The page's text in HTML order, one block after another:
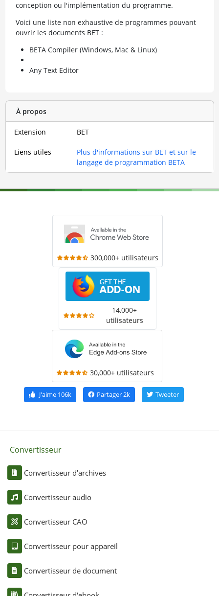
conception ou l'implémentation du programme.
Voici une liste non exhaustive de programmes pouvant
ouvrir les documents BET :
BETA Compiler (Windows, Mac & Linux)
Any Text Editor
À propos
Extension BET
Liens utiles
Plus d'informations sur BET et sur le
langage de programmation BETA
300,000+ utilisateurs
14,000+
utilisateurs
30,000+ utilisateurs
J'aime106k Partager2k Tweeter
Convertisseur
Convertisseur d'archives
Convertisseur audio
Convertisseur CAO
Convertisseur pour appareil
Convertisseur de document